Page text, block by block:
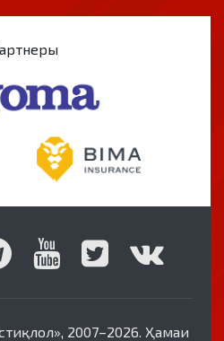
2007–2026. Ҳамаи